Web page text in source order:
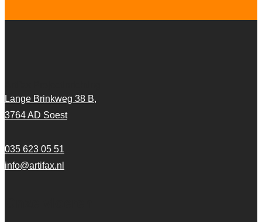
Lange Brinkweg 38 B,
3764 AD Soest
035 623 05 51
info@artifax.nl